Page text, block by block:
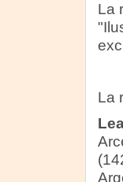
La
La